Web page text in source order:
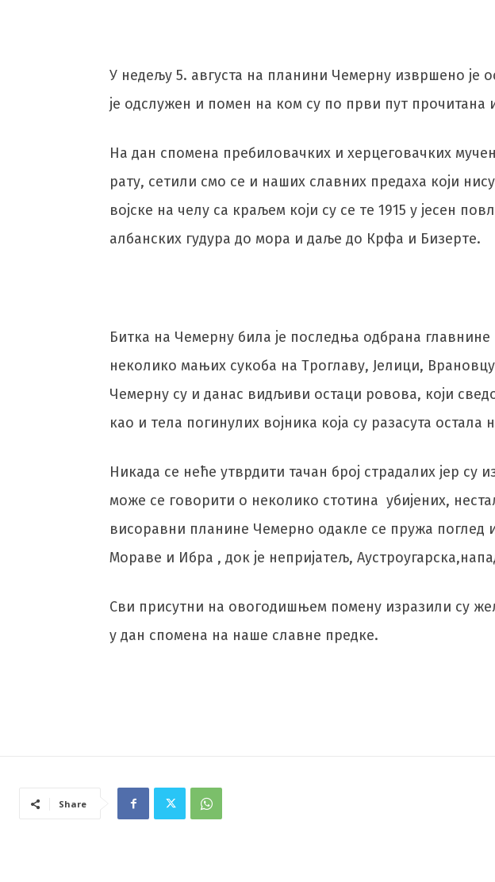
У недељу 5. августа на планини Чемерну извршено је
је одслужен и помен на ком су по први пут прочитана
На дан спомена пребиловачких и херцеговачких
рату, сетили смо се и наших славних предаха који
војске на челу са краљем који су се те 1915 у јесен
албанских гудура до мора и даље до Крфа и Бизерте.
Битка на Чемерну била је последња одбрана
неколико мањих сукоба на Троглаву, Јелици,
Чемерну су и данас видљиви остаци ровова, који
као и тела погинулих војника која су разасута
Никада се неће утврдити тачан број страдалих јер
може се говорити о неколико стотина убијених,
висоравни планине Чемерно одакле се пружа
Мораве и Ибра , док је непријатељ,
Сви присутни на овогодишњем помену изразили су
у дан спомена на наше славне предке.
Share